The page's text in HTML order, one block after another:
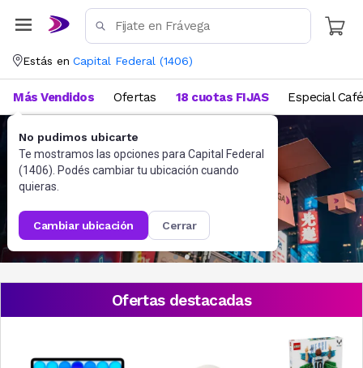
Estás en Capital Federal (1406)
No pudimos ubicarte
Te mostramos las opciones para Capital Federal
(1406). Podés cambiar tu ubicación cuando
quieras.
cambiar ubicación cerrar
Más Vendidos Ofertas 18 cuotas FIJAS Especial Café
Ofertas destacadas